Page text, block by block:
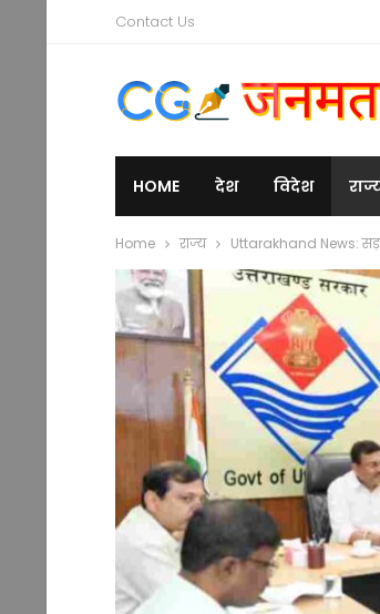
Contact Us
HOME देश विदेश
Home राज्य Uttarakhand News: